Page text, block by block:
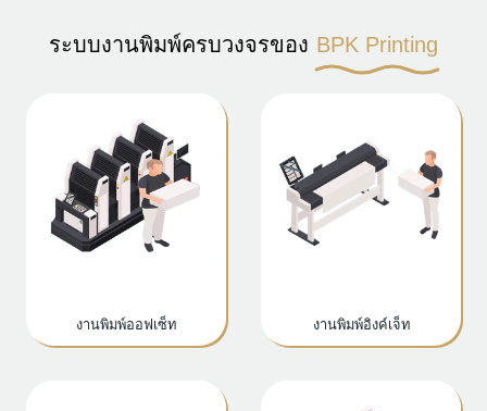
ระบบงานพิมพ์ครบวงจรของ BPK Printing
งานพิมพ์ออฟเซ็ท งานพิมพ์อิงค์เจ็ท